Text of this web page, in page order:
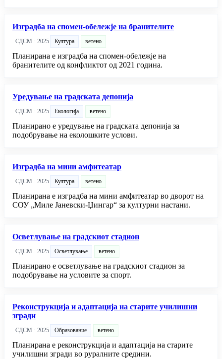
Изградба на спомен-обележје на бранителите
СДСМ · 2025 Култура ветено
Планирана е изградба на спомен-обележје на
бранителите од конфликтот од 2021 година.
Уредување на градската депонија
СДСМ · 2025 Екологија ветено
Планирано е уредување на градската депонија за
подобрување на еколошките услови.
Изградба на мини амфитеатар
СДСМ · 2025 Култура ветено
Планирана е изградба на мини амфитеатар во дворот на
СОУ „Миле Јаневски-Џингар“ за културни настани.
Осветлување на градскиот стадион
СДСМ · 2025 Осветлување ветено
Планирано е осветлување на градскиот стадион за
подобрување на условите за спорт.
Реконструкција и адаптација на старите училишни
згради
СДСМ · 2025 Образование ветено
Планирана е реконструкција и адаптација на старите
училишни згради во руралните средини.